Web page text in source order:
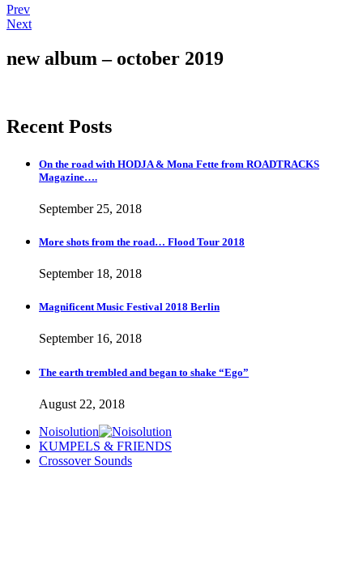
Post
navigation
PrevPost:
“The
Track
Behind
#8
“Never
NextPost:
Flood”
–
/
Lyrics
#10
Souls”
new album – october 2019
Recent Posts
On the road with HODJA & Mona Fette from ROADTRACKS
Magazine….
September 25, 2018
More shots from the road… Flood Tour 2018
September 18, 2018
Magnificent Music Festival 2018 Berlin
September 16, 2018
The earth trembled and began to shake “Ego”
August 22, 2018
Noisolution
KUMPELS & FRIENDS
Crossover Sounds